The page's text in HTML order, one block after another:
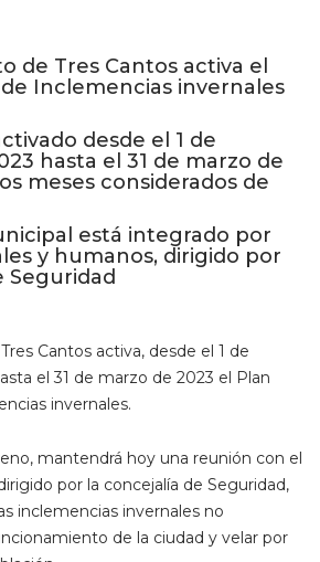
de Tres Cantos activa el
Inclemencias invernales
desde el 1 de
hasta el 31 de marzo de
meses considerados de
está integrado por
y humanos, dirigido por
Seguridad
Cantos activa, desde el 1 de
el 31 de marzo de 2023 el Plan
invernales.
mantendrá hoy una reunión con el
por la concejalía de Seguridad,
inclemencias invernales no
de la ciudad y velar por